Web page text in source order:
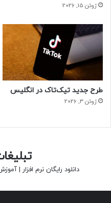
ژوئن 15, 2026
طرح جدید تیک‌تاک در انگلیس
ژوئن 3, 2026
دانلود رایگان نرم افزار |